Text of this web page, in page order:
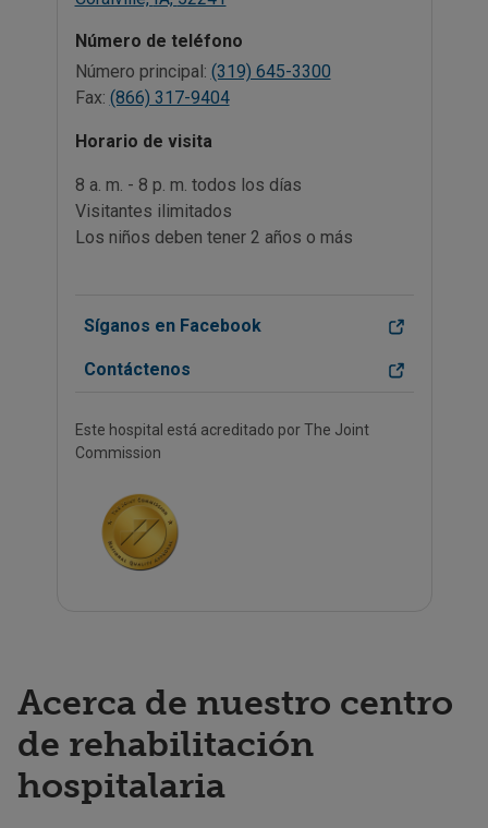
Número de teléfono
Número principal: (319) 645-3300
Fax: (866) 317-9404
Horario de visita
8 a. m. - 8 p. m. todos los días
Visitantes ilimitados
Los niños deben tener 2 años o más
Síganos en Facebook
Contáctenos
Este hospital está acreditado por The Joint
Commission
Acerca de nuestro centro
de rehabilitación
hospitalaria